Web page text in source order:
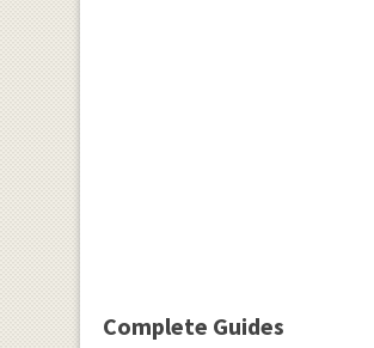
Complete Guides